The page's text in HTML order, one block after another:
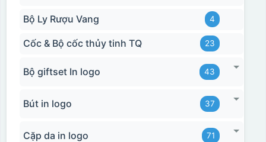
Bộ Ly Rượu Vang 4
Cốc & Bộ cốc thủy tinh TQ 23
Bộ giftset In logo 43
Bút in logo 37
Cặp da in logo 71